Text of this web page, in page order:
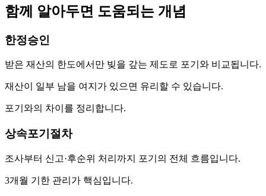
함께 알아두면 도움되는 개념
한정승인
받은 재산의 한도에서만 빚을 갚는 제도로 포기와 비교됩니다.
재산이 일부 남을 여지가 있으면 유리할 수 있습니다.
포기와의 차이를 정리합니다.
상속포기절차
조사부터 신고·후순위 처리까지 포기의 전체 흐름입니다.
3개월 기한 관리가 핵심입니다.